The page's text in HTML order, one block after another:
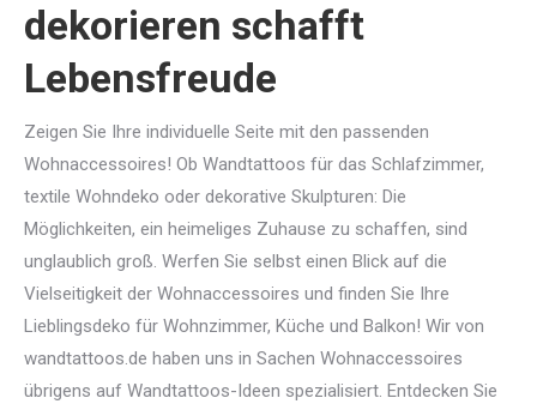
dekorieren schafft
Lebensfreude
Zeigen Sie Ihre individuelle Seite mit den passenden
Wohnaccessoires! Ob Wandtattoos für das Schlafzimmer,
textile Wohndeko oder dekorative Skulpturen: Die
Möglichkeiten, ein heimeliges Zuhause zu schaffen, sind
unglaublich groß. Werfen Sie selbst einen Blick auf die
Vielseitigkeit der Wohnaccessoires und finden Sie Ihre
Lieblingsdeko für Wohnzimmer, Küche und Balkon! Wir von
wandtattoos.de haben uns in Sachen Wohnaccessoires
übrigens auf Wandtattoos-Ideen spezialisiert. Entdecken Sie